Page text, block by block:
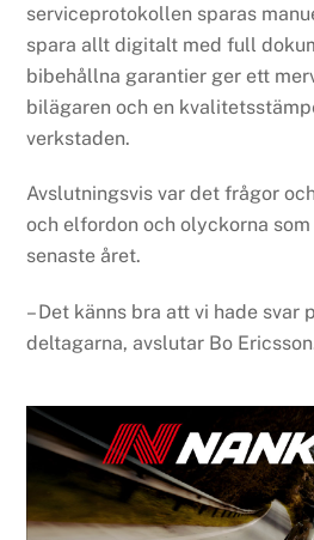
serviceprotokollen sparas
spara allt digitalt med full
bibehållna garantier ger ett
bilägaren och en
verkstaden.
Avslutningsvis var det frågor
och elfordon och olyckorna
senaste året.
– Det känns bra att vi hade svar
deltagarna, avslutar Bo